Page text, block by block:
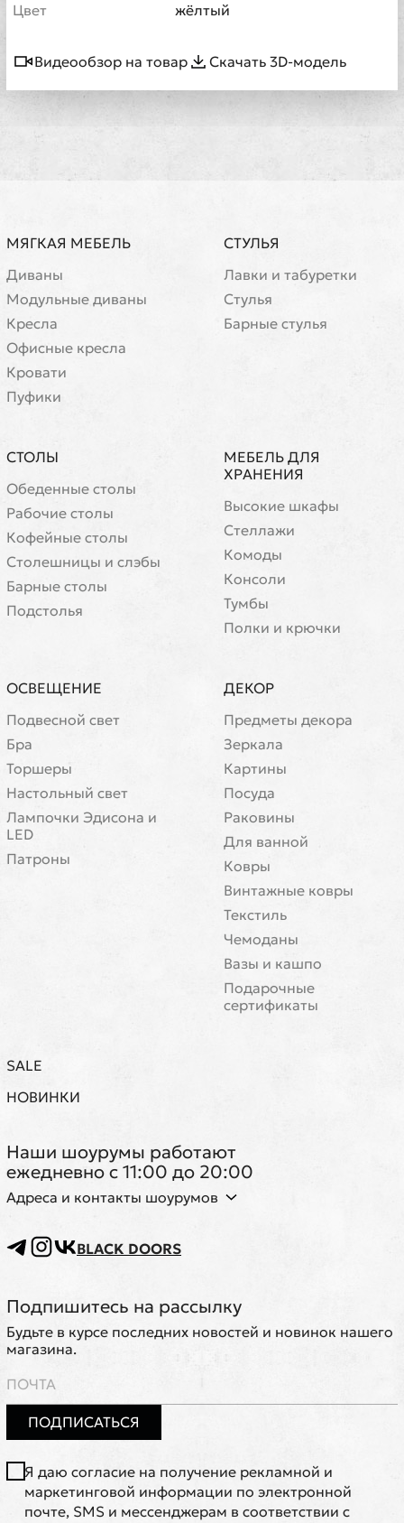
Цвет
жёлтый
Видеообзор на товар Скачать 3D-модель
МЯГКАЯ МЕБЕЛЬ
Диваны
Модульные диваны
Кресла
Офисные кресла
Кровати
Пуфики
СТУЛЬЯ
Лавки и табуретки
Стулья
Барные стулья
СТОЛЫ
Обеденные столы
Рабочие столы
Кофейные столы
Cтолешницы и слэбы
Барные столы
Подстолья
МЕБЕЛЬ ДЛЯ
ХРАНЕНИЯ
Высокие шкафы
Стеллажи
Комоды
Консоли
Тумбы
Полки и крючки
ОСВЕЩЕНИЕ
Подвесной свет
Бра
Торшеры
Настольный свет
Лампочки Эдисона и
LED
Патроны
ДЕКОР
Предметы декора
Зеркала
Картины
Посуда
Раковины
Для ванной
Ковры
Винтажные ковры
Текстиль
Чемоданы
Вазы и кашпо
Подарочные
сертификаты
SALE
НОВИНКИ
Наши шоурумы работают
ежедневно с 11:00 до 20:00
Адреса и контакты шоурумов
BLACK DOORS
Подпишитесь на рассылку
Будьте в курсе последних новостей и новинок нашего
магазина.
ПОДПИСАТЬСЯ
Я даю согласие на получение рекламной и
маркетинговой информации по электронной
почте, SMS и мессенджерам в соответствии с